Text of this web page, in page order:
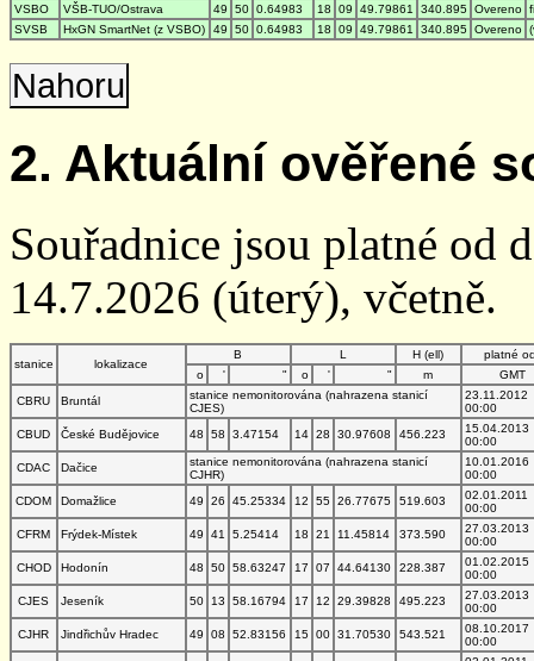
VSBO
VŠB-TUO/Ostrava 49 50 0.64983 18 09 49.79861 340.895 Overeno
SVSB
HxGN SmartNet (z VSBO) 49 50 0.64983 18 09 49.79861 340.895 Overeno
Nahoru
2. Aktuální ověřené
Souřadnice jsou platné od
14.7.2026 (úterý), včetně.
stanice lokalizace
B L H (ell)
platné
o
' " o ' " m
GMT
CBRU
Bruntál
stanice nemonitorována (nahrazena stanicí
CJES)
23.11.2012
00:00
CBUD
České Budějovice 48 58 3.47154 14 28 30.97608 456.223
15.04.2013
00:00
CDAC
Dačice
stanice nemonitorována (nahrazena stanicí
CJHR)
10.01.2016
00:00
CDOM
Domažlice 49 26 45.25334 12 55 26.77675 519.603
02.01.2011
00:00
CFRM
Frýdek-Místek 49 41 5.25414 18 21 11.45814 373.590
27.03.2013
00:00
CHOD
Hodonín 48 50 58.63247 17 07 44.64130 228.387
01.02.2015
00:00
CJES
Jeseník 50 13 58.16794 17 12 29.39828 495.223
27.03.2013
00:00
CJHR
Jindřichův Hradec 49 08 52.83156 15 00 31.70530 543.521
08.10.2017
00:00